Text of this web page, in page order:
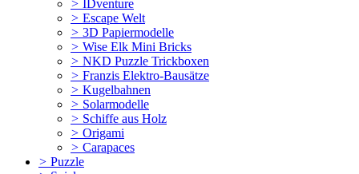
> IDventure
> Escape Welt
> 3D Papiermodelle
> Wise Elk Mini Bricks
> NKD Puzzle Trickboxen
> Franzis Elektro-Bausätze
> Kugelbahnen
> Solarmodelle
> Schiffe aus Holz
> Origami
> Carapaces
> Puzzle